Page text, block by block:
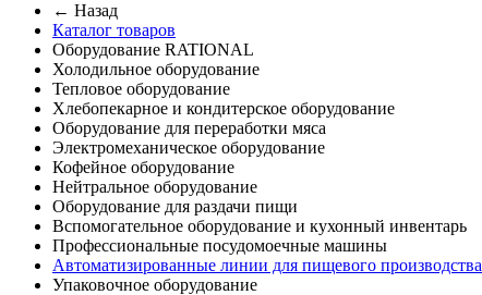
← Назад
Каталог товаров
Оборудование RATIONAL
Холодильное оборудование
Тепловое оборудование
Хлебопекарное и кондитерское оборудование
Оборудование для переработки мяса
Электромеханическое оборудование
Кофейное оборудование
Нейтральное оборудование
Оборудование для раздачи пищи
Вспомогательное оборудование и кухонный инвентарь
Профессиональные посудомоечные машины
Автоматизированные линии для пищевого производства
Упаковочное оборудование